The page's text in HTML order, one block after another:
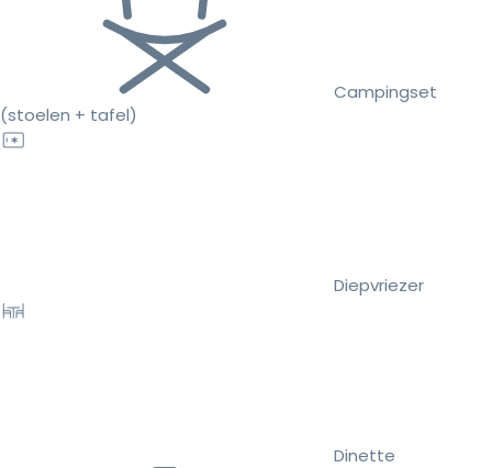
Campingset
(stoelen + tafel)
Diepvriezer
Dinette